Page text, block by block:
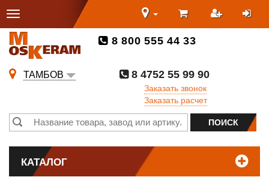
8 800 555 44 33
ТАМБОВ
8 4752 55 99 90
Заказать звонок
Заказать расчет
КАТАЛОГ